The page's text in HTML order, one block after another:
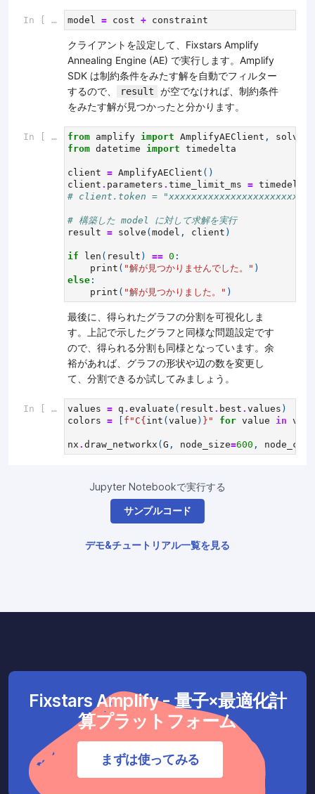
In [ ]: model = cost + constraint
クライアントを設定して、Fixstars Amplify
Annealing Engine (AE) で実行します。Amplify
SDK は制約条件をみたす解を自動でフィルター
するので、
result
が空でなければ、制約条件
をみたす解が見つかったと分かります。
In [ ]: from amplify import AmplifyAEClient ,
solve
from datetime import timedelta
client = AmplifyAEClient ()
client . parameters . time_limit_ms = timedelta
# client.token =
# 構築した model に対して求解を実行
result = solve ( model , client )
if len ( result ) == 0 :
print ( "解が見つかりませんでした。" )
else :
print ( "解が見つかりました。" )
最後に、得られたグラフの分割を可視化しま
す。上記で示したグラフと同様な問題設定です
ので、得られる分割も同様となっています。余
裕があれば、グラフの形状や辺の数を変更し
て、分割できるか試してみましょう。
In [ ]: values = q . evaluate ( result . best . values )
colors = f "C{ int ( value ) } " for value in
nx . draw_networkx ( G , node_size=600 ,
Jupyter Notebookで実行する
サンプルコード
デモ&チュートリアル一覧を見る
Fixstars Amplify - 量子×最適化計
算プラットフォーム
まずは使ってみる